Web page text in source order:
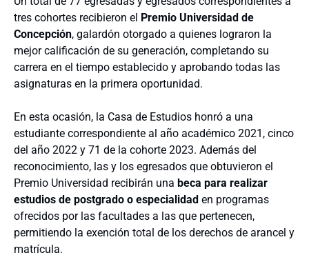
tres cohortes recibieron el Premio Universidad de
Concepción, galardón otorgado a quienes lograron la
mejor calificación de su generación, completando su
carrera en el tiempo establecido y aprobando todas las
asignaturas en la primera oportunidad.
En esta ocasión, la Casa de Estudios honró a una
estudiante correspondiente al año académico 2021, cinco
del año 2022 y 71 de la cohorte 2023. Además del
reconocimiento, las y los egresados que obtuvieron el
Premio Universidad recibirán una beca para realizar
estudios de postgrado o especialidad en programas
ofrecidos por las facultades a las que pertenecen,
permitiendo la exención total de los derechos de arancel y
matrícula.